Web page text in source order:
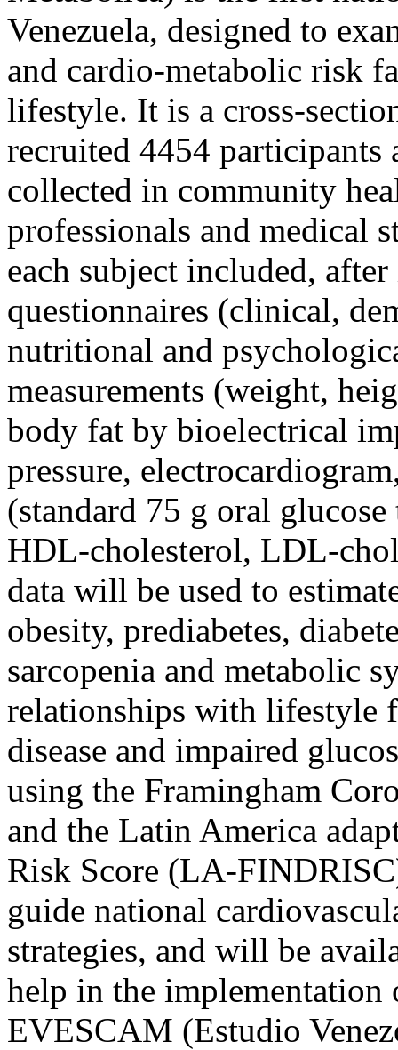
Venezuela, designed to
and cardio-metabolic risk
lifestyle. It is a cross-
recruited 4454 participants
collected in community
professionals and medical
each subject included,
questionnaires (clinical,
nutritional and
measurements (weight,
body fat by bioelectrical
pressure,
(standard 75 g oral
HDL-cholesterol, LDL-
data will be used to
obesity, prediabetes,
sarcopenia and metabolic
relationships with lifestyle
disease and impaired
using the Framingham
and the Latin America
Risk Score (LA-
guide national
strategies, and will be
help in the
EVESCAM (Estudio